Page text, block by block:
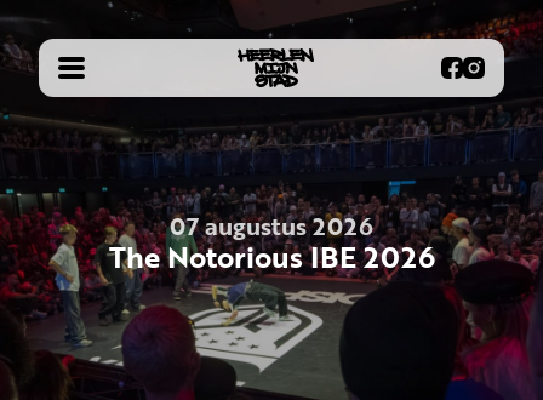
07 augustus 2026
The Notorious IBE 2026